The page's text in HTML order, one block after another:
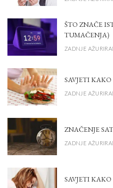
ŠTO ZNAČE
TUMAČENJA)
ZADNJE
SAVJETI
ZADNJE
ZNAČENJE
ZADNJE
SAVJETI